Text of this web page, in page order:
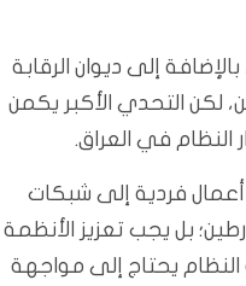
إلى ديوان الرقابة
لكن التحدي الأكبر يكمن
في العراق.
فردية إلى شبكات
بل يجب تعزيز الأنظمة
يحتاج إلى مواجهة